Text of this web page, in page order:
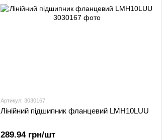
Артикул: 3030167
Лінійний підшипник фланцевий LMH10LUU
289.94 грн/шт